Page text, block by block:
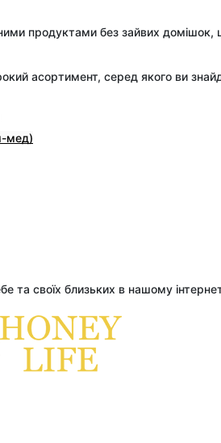
продуктами без зайвих домішок,
асортимент, серед якого ви
мед)
та своїх близьких в нашому